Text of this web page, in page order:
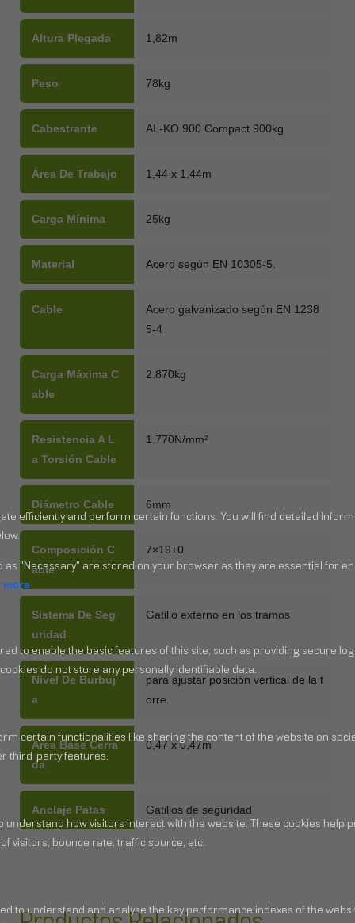
Altura Plegada 1,82m
Peso 78kg
Cabestrante AL-KO 900 Compact 900kg
Área De Trabajo 1,44 x 1,44m
Carga Mínima 25kg
Material Acero según EN 10305-5.
Cable
Acero galvanizado según EN 1238
5-4
Carga Máxima C
Able
2.870kg
Resistencia A L
A Torsión Cable
1.770N/mm²
Diámetro Cable 6mm
Composición C
Able
7×19+0
Sistema De Seg
Uridad
Gatillo externo en los tramos
Nivel De Burbuj
A
para ajustar posición vertical de la t
orre.
Área Base Cerra
Da
0,47 x 0,47m
Anclaje Patas Gatillos de seguridad